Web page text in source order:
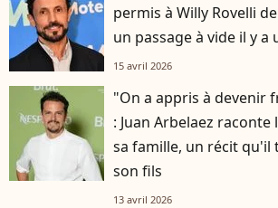
permis à Willy Rovelli
un passage à vide il y a
15 avril 2026
"On a appris à devenir
: Juan Arbelaez
sa famille, un récit qu'il
son fils
13 avril 2026